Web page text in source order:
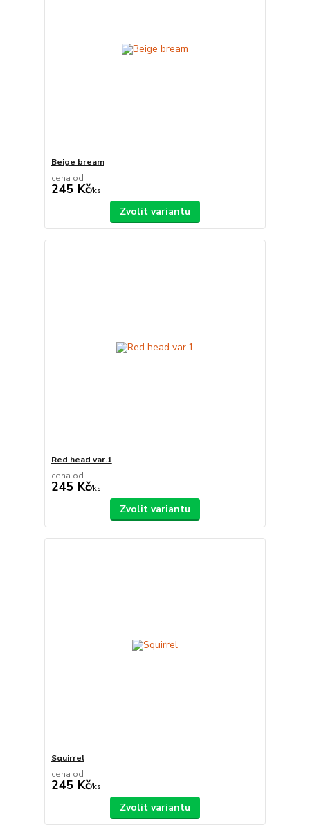
Beige bream
cena od
245 Kč/ks
Zvolit variantu
Red head var.1
cena od
245 Kč/ks
Zvolit variantu
Squirrel
cena od
245 Kč/ks
Zvolit variantu